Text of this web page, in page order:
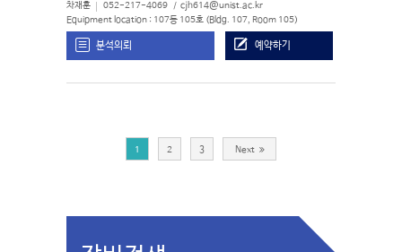
차재훈 052-217-4069 cjh614@unist.ac.kr
Equipment location : 107동 105호 (Bldg. 107, Room 105)
분석의뢰 예약하기
1 2 3 Next